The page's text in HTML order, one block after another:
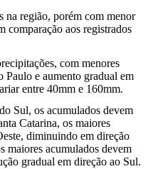
na região, porém com menor
comparação aos registrados
com menores
Paulo e aumento gradual em
entre 40mm e 160mm.
Sul, os acumulados devem
Catarina, os maiores
diminuindo em direção
maiores acumulados devem
gradual em direção ao Sul.